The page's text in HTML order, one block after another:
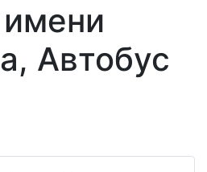
Автобус